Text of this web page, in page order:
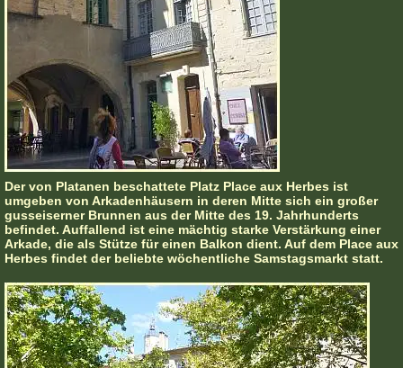
Der von Platanen beschattete Platz Place aux Herbes ist
umgeben von Arkadenhäusern in deren Mitte sich ein großer
gusseiserner Brunnen aus der Mitte des 19. Jahrhunderts
befindet. Auffallend ist eine mächtig starke Verstärkung einer
Arkade, die als Stütze für einen Balkon dient. Auf dem Place aux
Herbes findet der beliebte wöchentliche Samstagsmarkt statt.